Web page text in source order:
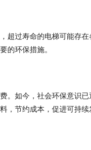
超过寿命的电梯可能存
的环保措施。
。如今，社会环保意识
，节约成本，促进可持续